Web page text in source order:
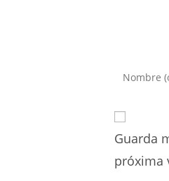
Introduce
o
nombre
de
Guarda
próxima